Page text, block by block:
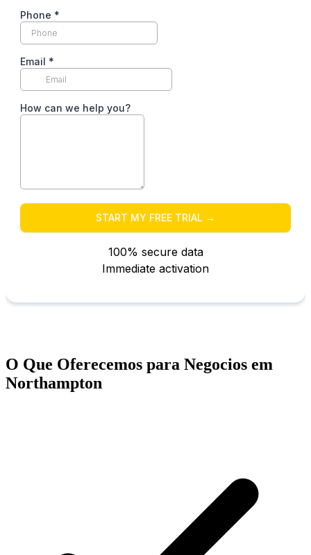
O Que Oferecemos para Negocios em
Northampton